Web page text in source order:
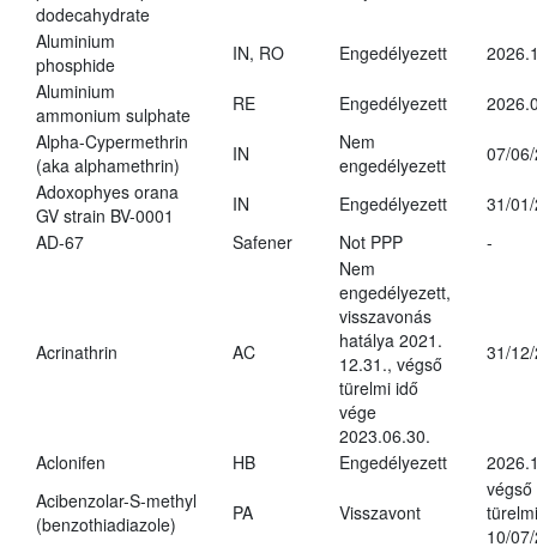
dodecahydrate
Aluminium
phosphide
IN, RO Engedélyezett
Aluminium
ammonium sulphate
RE Engedélyezett
Alpha-Cypermethrin
(aka alphamethrin)
IN
Nem
engedélyezett
07/
Adoxophyes orana
GV strain BV-0001
IN Engedélyezett
31/
AD-67
Safener Not PPP -
Acrinathrin AC
Nem
engedélyezett,
visszavonás
hatálya 2021.
12.31., végső
türelmi idő
vége
2023.06.30.
31/
Aclonifen HB Engedélyezett
Acibenzolar-S-methyl
(benzothiadiazole)
PA Visszavont
végső
10/